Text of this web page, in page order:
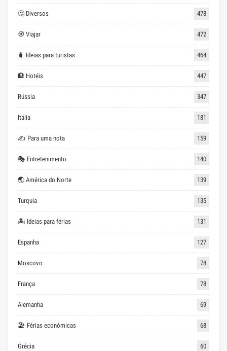
🤔 Diversos 478
🧭 Viajar 472
🧳 Ideias para turistas 464
🏨 Hotéis 447
Rússia 347
Itália 181
✍ Para uma nota 159
🎭 Entretenimento 140
🌏 América do Norte 139
Turquia 135
🏝 Ideias para férias 131
Espanha 127
Moscovo 78
França 78
Alemanha 69
🏖 Férias económicas 68
Grécia 60